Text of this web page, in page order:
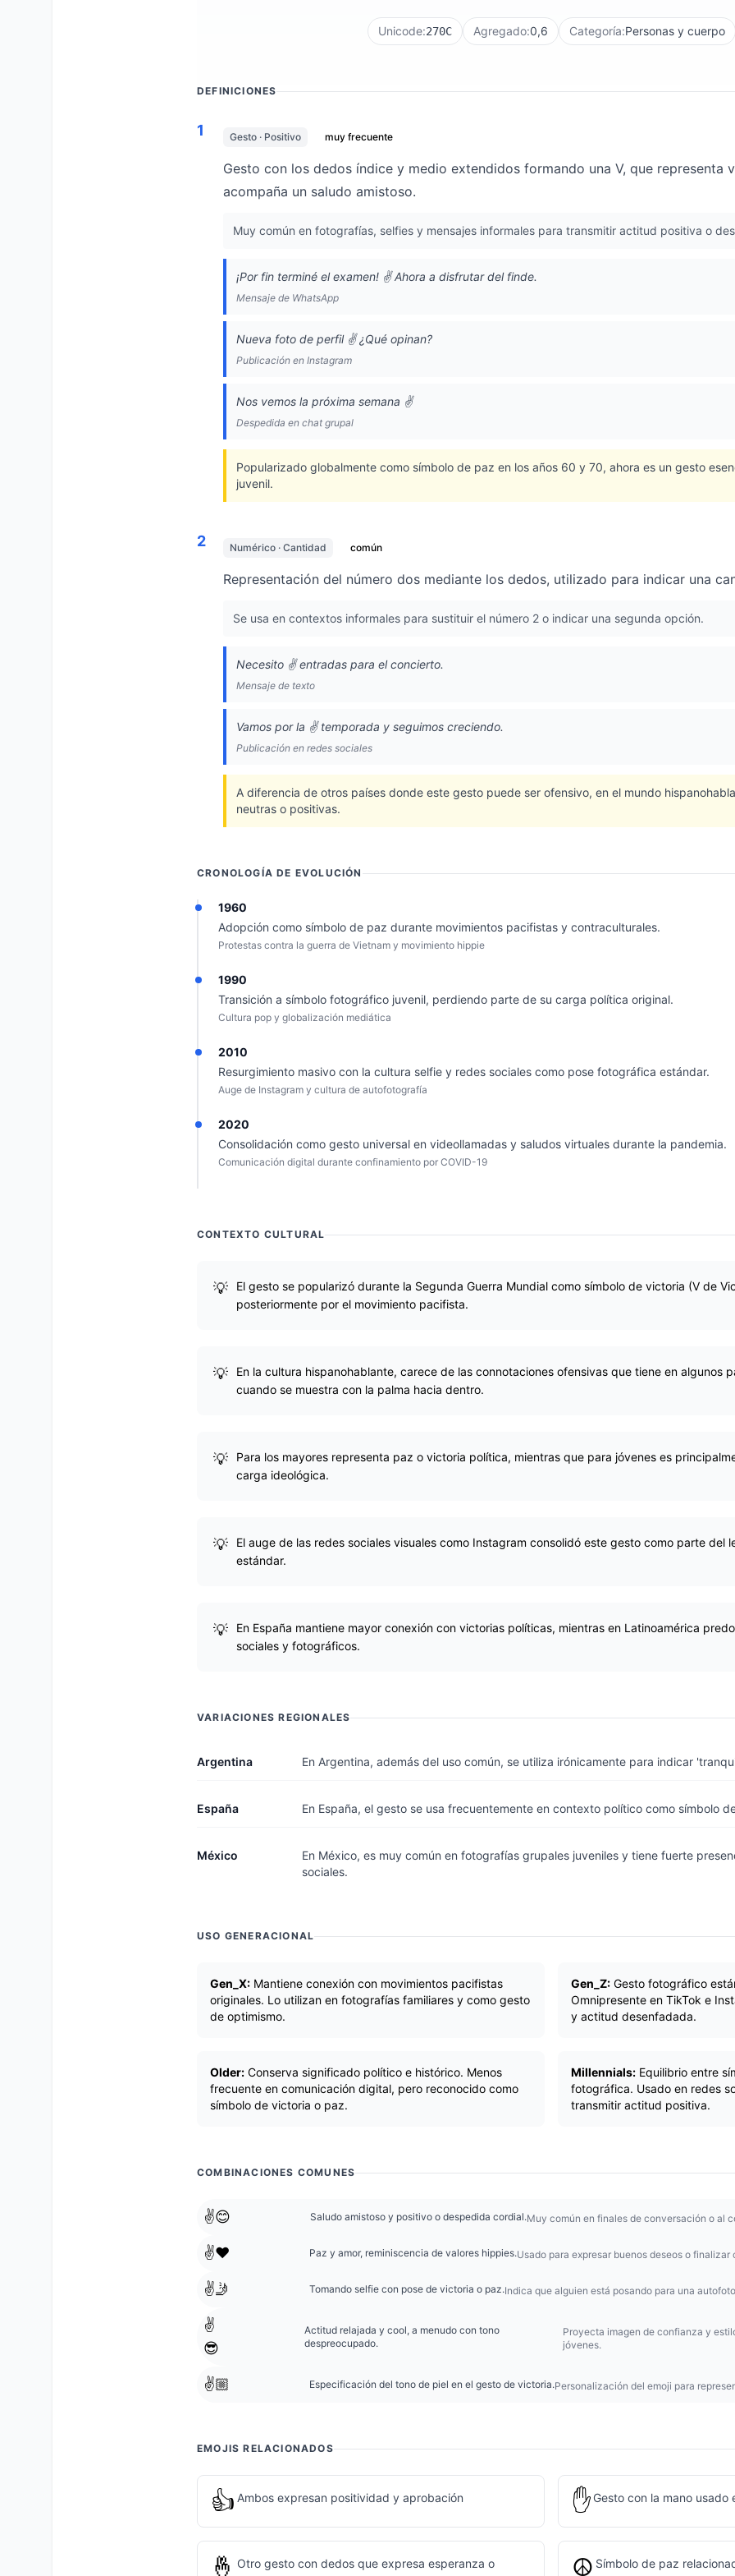
Unicode:270C Agregado:0,6 Categoría:Personas y cuerpo
DEFINICIONES
1 Gesto · Positivo muy frecuente
Gesto con los dedos índice y medio extendidos formando una V, que representa
acompaña un saludo amistoso.
Muy común en fotografías, selfies y mensajes informales para transmitir actitud positiva o
¡Por fin terminé el examen! ✌️ Ahora a disfrutar del finde.
Mensaje de WhatsApp
Nueva foto de perfil ✌️ ¿Qué opinan?
Publicación en Instagram
Nos vemos la próxima semana ✌️
Despedida en chat grupal
Popularizado globalmente como símbolo de paz en los años 60 y 70, ahora es un gesto
juvenil.
2 Numérico · Cantidad común
Representación del número dos mediante los dedos, utilizado para indicar una
Se usa en contextos informales para sustituir el número 2 o indicar una segunda opción.
Necesito ✌️ entradas para el concierto.
Mensaje de texto
Vamos por la ✌️ temporada y seguimos creciendo.
Publicación en redes sociales
A diferencia de otros países donde este gesto puede ser ofensivo, en el mundo
neutras o positivas.
CRONOLOGÍA DE EVOLUCIÓN
1960
Adopción como símbolo de paz durante movimientos pacifistas y contraculturales.
Protestas contra la guerra de Vietnam y movimiento hippie
1990
Transición a símbolo fotográfico juvenil, perdiendo parte de su carga política original.
Cultura pop y globalización mediática
2010
Resurgimiento masivo con la cultura selfie y redes sociales como pose fotográfica estándar.
Auge de Instagram y cultura de autofotografía
2020
Consolidación como gesto universal en videollamadas y saludos virtuales durante la pandemia.
Comunicación digital durante confinamiento por COVID-19
CONTEXTO CULTURAL
El gesto se popularizó durante la Segunda Guerra Mundial como símbolo de victoria (V de
posteriormente por el movimiento pacifista.
En la cultura hispanohablante, carece de las connotaciones ofensivas que tiene en algunos
cuando se muestra con la palma hacia dentro.
Para los mayores representa paz o victoria política, mientras que para jóvenes es
carga ideológica.
El auge de las redes sociales visuales como Instagram consolidó este gesto como parte del
estándar.
En España mantiene mayor conexión con victorias políticas, mientras en Latinoamérica
sociales y fotográficos.
VARIACIONES REGIONALES
Argentina En Argentina, además del uso común, se utiliza irónicamente para indicar
España En España, el gesto se usa frecuentemente en contexto político como símbolo
México
En México, es muy común en fotografías grupales juveniles y tiene fuerte
sociales.
USO GENERACIONAL
Gen_X: Mantiene conexión con movimientos pacifistas
originales. Lo utilizan en fotografías familiares y como gesto
de optimismo.
Gen_Z: Gesto fotográfico
Omnipresente en TikTok e
y actitud desenfadada.
Older: Conserva significado político e histórico. Menos
frecuente en comunicación digital, pero reconocido como
símbolo de victoria o paz.
Millennials: Equilibrio entre
fotográfica. Usado en redes
transmitir actitud positiva.
COMBINACIONES COMUNES
✌️😊 Saludo amistoso y positivo o despedida cordial.Muy común en finales de conversación o al
✌️❤️ Paz y amor, reminiscencia de valores hippies.Usado para expresar buenos deseos o
✌️🤳 Tomando selfie con pose de victoria o paz.Indica que alguien está posando para una
✌️
😎
Actitud relajada y cool, a menudo con tono
despreocupado.
Proyecta imagen de confianza y
jóvenes.
✌️🏼 Especificación del tono de piel en el gesto de victoria.Personalización del emoji para
EMOJIS RELACIONADOS
👍 Ambos expresan positividad y aprobación ✋ Gesto con la mano usado
🤞 Otro gesto con dedos que expresa esperanza o
☮️ Símbolo de paz